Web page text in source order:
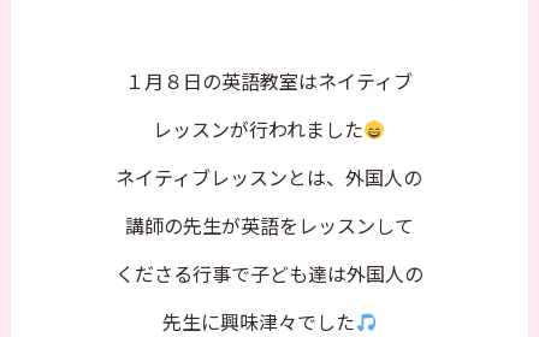
１月８日の英語教室はネイティブ
レッスンが行われました
ネイティブレッスンとは、外国人の
講師の先生が英語をレッスンして
くださる行事で子ども達は外国人の
先生に興味津々でした